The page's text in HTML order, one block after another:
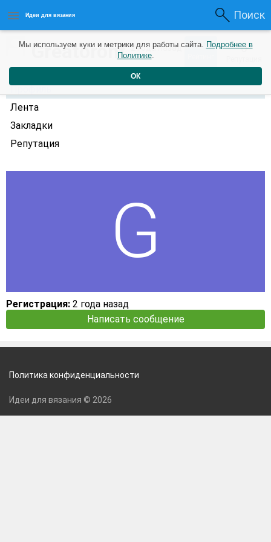
Идеи для вязания Поиск
Greatoront2 года назад 0 0
Профиль
Лента
Закладки
Репутация
Регистрация: 2 года назад
Написать сообщение
Мы используем куки и метрики для работы сайта. Подробнее в
Политике.
ОК
Политика конфиденциальности
Идеи для вязания © 2026